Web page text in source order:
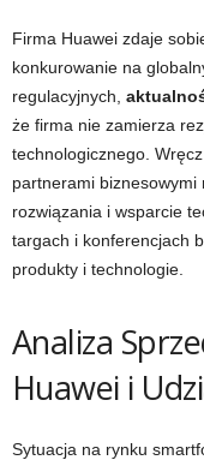
Firma Huawei zdaje
konkurowanie na
regulacyjnych,
że firma nie zamierza
technologicznego.
partnerami biznesowymi
rozwiązania i wsparcie
targach i konferencjach
produkty i technologie.
Analiza
Huawei i
Sytuacja na rynku